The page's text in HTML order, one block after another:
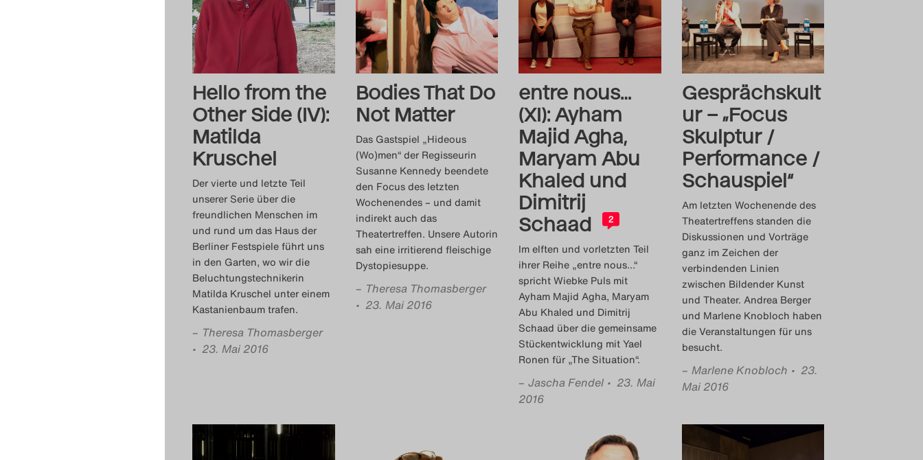
Hello from the
Other Side (IV):
Matilda
Kruschel
Der vierte und letzte Teil
unserer Serie über die
freundlichen Menschen im
und rund um das Haus der
Berliner Festspiele führt uns
in den Garten, wo wir die
Beluchtungstechnikerin
Matilda Kruschel unter einem
Kastanienbaum trafen.
– Theresa Thomasberger
• 23. Mai 2016
Bodies That Do
Not Matter
Das Gastspiel „Hideous
(Wo)men“ der Regisseurin
Susanne Kennedy beendete
den Focus des letzten
Wochenendes – und damit
indirekt auch das
Theatertreffen. Unsere Autorin
sah eine irritierend fleischige
Dystopiesuppe.
– Theresa Thomasberger
• 23. Mai 2016
entre nous…
(XI): Ayham
Majid Agha,
Maryam Abu
Khaled und
Dimitrij
Schaad
2
Im elften und vorletzten Teil
ihrer Reihe „entre nous…“
spricht Wiebke Puls mit
Ayham Majid Agha, Maryam
Abu Khaled und Dimitrij
Schaad über die gemeinsame
Stückentwicklung mit Yael
Ronen für „The Situation“.
– Jascha Fendel • 23. Mai
2016
Gesprächskult
ur – „Focus
Skulptur /
Performance /
Schauspiel“
Am letzten Wochenende des
Theatertreffens standen die
Diskussionen und Vorträge
ganz im Zeichen der
verbindenden Linien
zwischen Bildender Kunst
und Theater. Andrea Berger
und Marlene Knobloch haben
die Veranstaltungen für uns
besucht.
– Marlene Knobloch • 23.
Mai 2016